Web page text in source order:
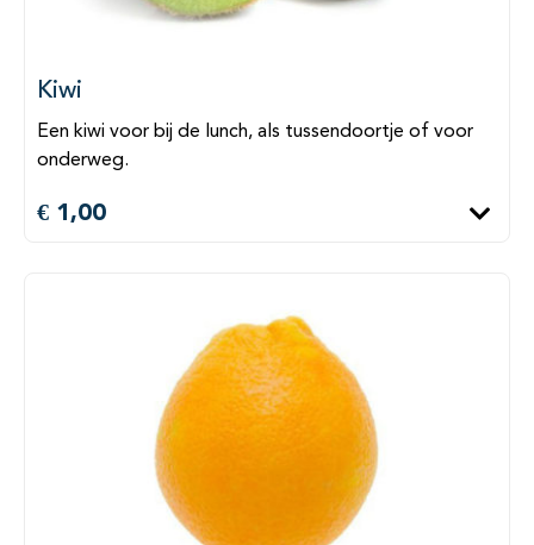
Kiwi
Een kiwi voor bij de lunch, als tussendoortje of voor
onderweg.
€ 1,00